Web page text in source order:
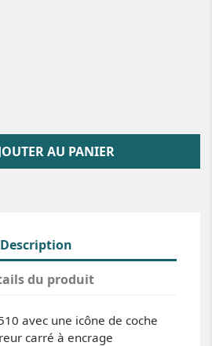
AU PANIER
Description
du produit
avec une icône de coche
carré à encrage